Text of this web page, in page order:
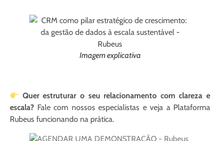
Imagem explicativa
Quer estruturar o seu relacionamento com clareza e
escala? Fale com nossos especialistas e veja a Plataforma
Rubeus funcionando na prática.